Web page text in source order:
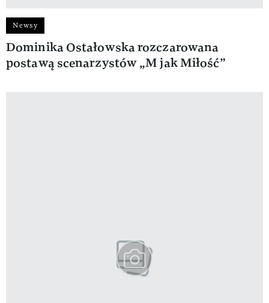
Newsy
Dominika Ostałowska rozczarowana
postawą scenarzystów „M jak Miłość”